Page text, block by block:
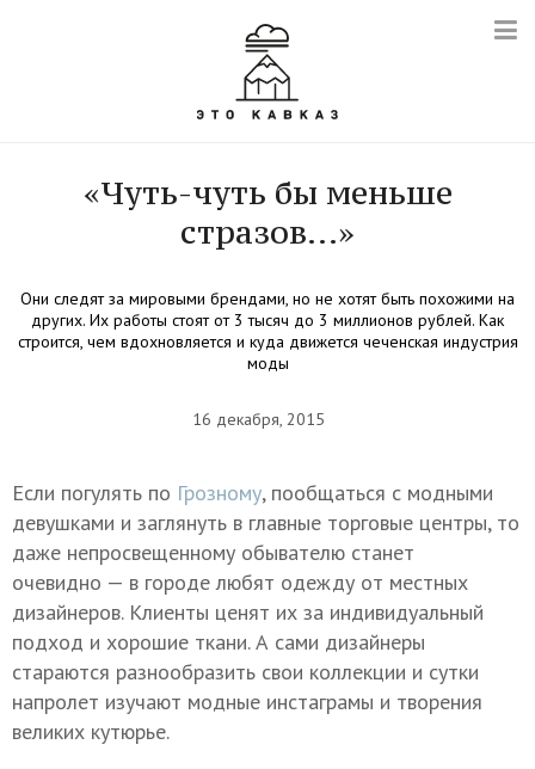
«Чуть-чуть бы меньше
стразов…»
Они следят за мировыми брендами, но не хотят быть похожими на
других. Их работы стоят от 3 тысяч до 3 миллионов рублей. Как
строится, чем вдохновляется и куда движется чеченская индустрия
моды
16 декабря, 2015
Если погулять по Грозному, пообщаться с модными
девушками и заглянуть в главные торговые центры, то
даже непросвещенному обывателю станет
очевидно — в городе любят одежду от местных
дизайнеров. Клиенты ценят их за индивидуальный
подход и хорошие ткани. А сами дизайнеры
стараются разнообразить свои коллекции и сутки
напролет изучают модные инстаграмы и творения
великих кутюрье.